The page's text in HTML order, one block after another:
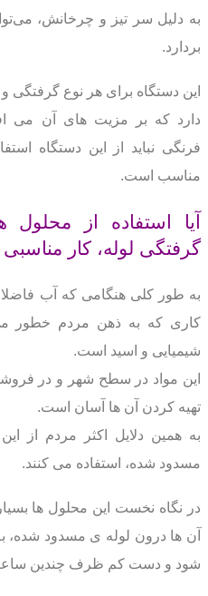
به دلیل سر تیز و چرخانش،
بردارد.
این دستگاه برای هر نوع
دارد که بر مزیت های آن می
فرنگی نباید از این دستگاه
مناسب است.
آیا استفاده از
گرفتگی لوله، کار
به طور کلی هنگامی که آب فاضلاب
کاری که به ذهن مردم خطور
شیمیایی و اسید است.
این مواد در سطح شهر و در
تهیه کردن آن ها آسان است.
به همین دلایل اکثر مردم از
مسدود شده، استفاده می کنند.
در نگاه نخست این محلول ها
آن ها درون لوله ی مسدود
شود و دست کم ظرف چندین ساعت